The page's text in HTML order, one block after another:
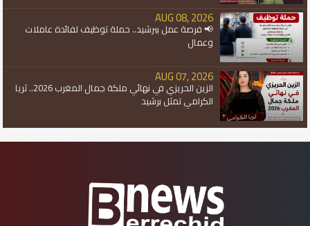
AUG 08, 2026
📢 فرصة عمل ببرشيد.. حملة توظيف لفائدة عاملات
وعمال
AUG 07, 2026
الزين الحريزي في نهائي ملكة جمال المغرب 2026.. ثريا
الكرامي تمثل برشيد